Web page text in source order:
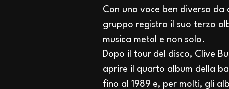
Con una voce ben diversa
gruppo registra il suo terzo
musica metal e non solo.
Dopo il tour del disco, Clive
aprire il quarto album della
fino al 1989 e, per molti, gli